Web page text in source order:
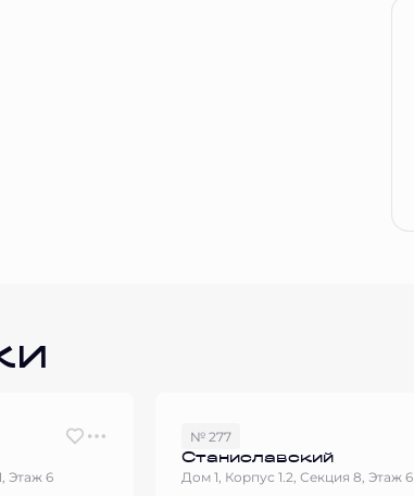
Этаж 6
№ 277
Станиславский
Дом 1, Корпус 1.2, Секция 8, Этаж 6